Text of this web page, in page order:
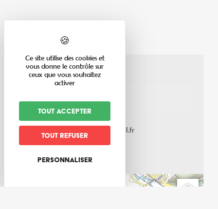
67220 Dieffenbach au Val
03 88 85 62 90
mairie@dieffenbach-au-val.fr
dieffenbach-au-val.fr
Ce site utilise des cookies et
vous donne le contrôle sur
ceux que vous souhaitez
activer
Tout accepter
Tout refuser
Personnaliser